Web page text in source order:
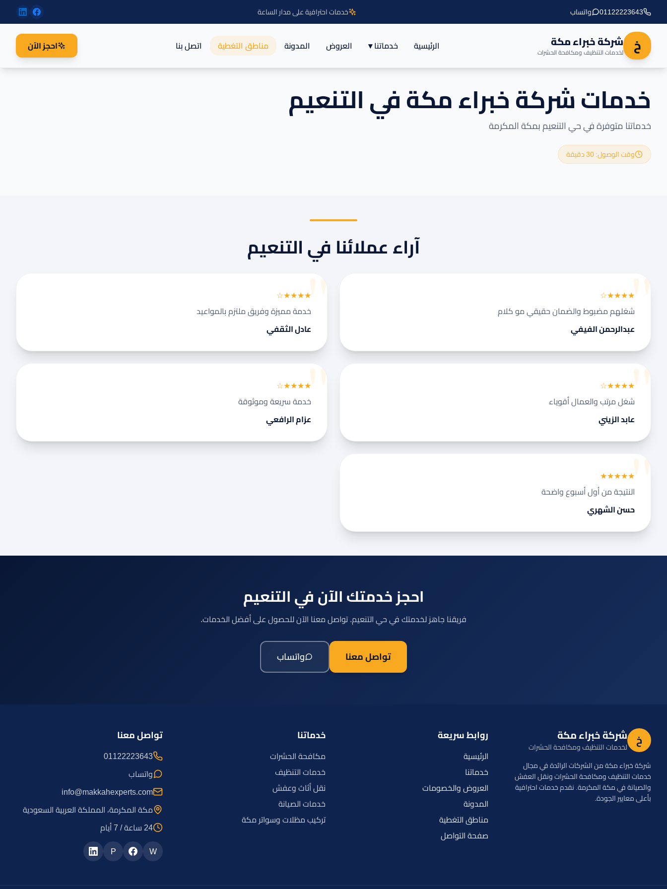
01122223643 واتساب خدمات احترافية على مدار الساعة
خ شركة خبراء مكة
لخدمات التنظيف ومكافحة الحشرات الرئيسية خدماتنا ▾ العروض المدونة مناطق التغطية اتصل بنا احجز الآن
خدمات شركة خبراء مكة في التنعيم
خدماتنا متوفرة في حي التنعيم بمكة المكرمة
وقت الوصول: 30 دقيقة
آراء عملائنا في التنعيم
★★★★☆
شغلهم مضبوط والضمان حقيقي مو كلام
عبدالرحمن الفيفي
★★★★☆
خدمة مميزة وفريق ملتزم بالمواعيد
عادل الثقفي
★★★★☆
شغل مرتب والعمال أقوياء
عابد الزيني
★★★★☆
خدمة سريعة وموثوقة
عزام الرافعي
★★★★★
النتيجة من أول أسبوع واضحة
حسن الشهري
احجز خدمتك الآن في التنعيم
فريقنا جاهز لخدمتك في حي التنعيم. تواصل معنا الآن للحصول على أفضل الخدمات.
تواصل معنا واتساب
خ شركة خبراء مكة
لخدمات التنظيف ومكافحة الحشرات
شركة خبراء مكة من الشركات الرائدة في مجال
خدمات التنظيف ومكافحة الحشرات ونقل العفش
والصيانة في مكة المكرمة. نقدم خدمات احترافية
بأعلى معايير الجودة.
روابط سريعة
الرئيسية
خدماتنا
العروض والخصومات
المدونة
مناطق التغطية
صفحة التواصل
خدماتنا
مكافحة الحشرات
خدمات التنظيف
نقل أثاث وعفش
خدمات الصيانة
تركيب مظلات وسواتر مكة
تواصل معنا
01122223643
واتساب
info@makkahexperts.com
مكة المكرمة، المملكة العربية السعودية
24 ساعة / 7 أيام
W
P